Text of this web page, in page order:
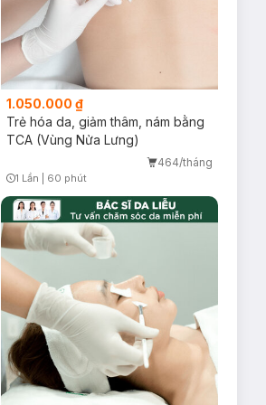
1.050.000 ₫
Trẻ hóa da, giảm thâm, nám bằng
TCA (Vùng Nửa Lưng)
464/tháng
1 Lần 60 phút